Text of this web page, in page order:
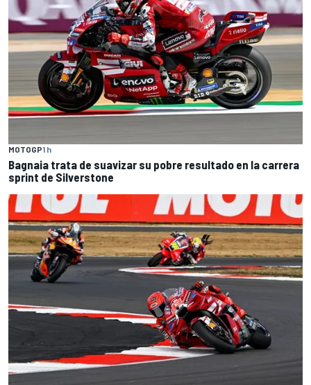
MOTOGP1 h
Bagnaia trata de suavizar su pobre resultado en la carrera
sprint de Silverstone